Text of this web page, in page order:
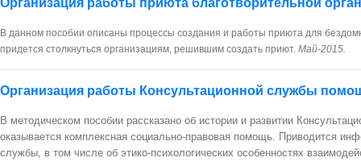
Организация работы приюта благотворительной
В данном пособии описаны процессы создания и работы приюта для
придется столкнуться организациям, решившим создать приют. Май-2015.
Организация работы Консультационной службы
В методическом пособии рассказано об истории и развитии
оказывается комплексная социально-правовая помощь. Приводится
службы, в том числе об этико-психологических особенностях